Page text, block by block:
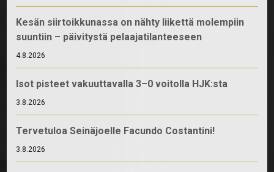
Kesän siirtoikkunassa on nähty liikettä molempiin
suuntiin – päivitystä pelaajatilanteeseen
4.8.2026
Isot pisteet vakuuttavalla 3–0 voitolla HJK:sta
3.8.2026
Tervetuloa Seinäjoelle Facundo Costantini!
3.8.2026